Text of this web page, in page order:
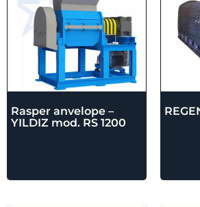
Rasper anvelope –
YILDIZ mod. RS 1200